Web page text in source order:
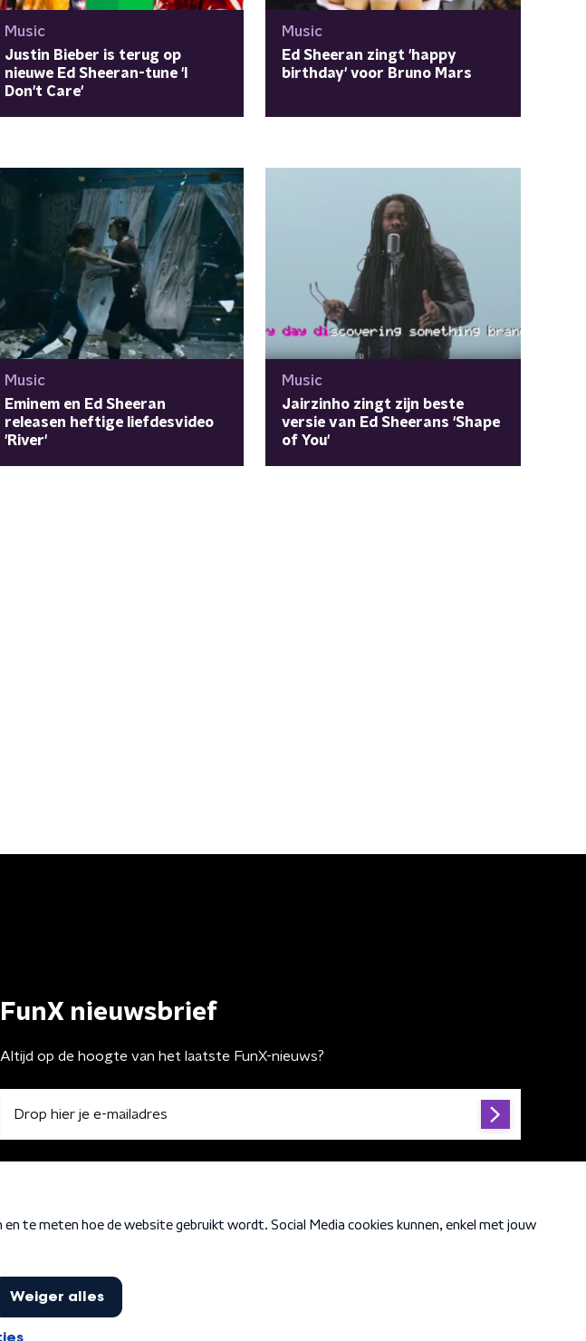
Music
Justin Bieber is terug op
nieuwe Ed Sheeran-tune 'I
Don't Care'
Music
Ed Sheeran zingt 'happy
birthday' voor Bruno Mars
Music
Eminem en Ed Sheeran
releasen heftige liefdesvideo
'River'
Music
Jairzinho zingt zijn beste
versie van Ed Sheerans 'Shape
of You'
FunX nieuwsbrief
Altijd op de hoogte van het laatste FunX-nieuws?